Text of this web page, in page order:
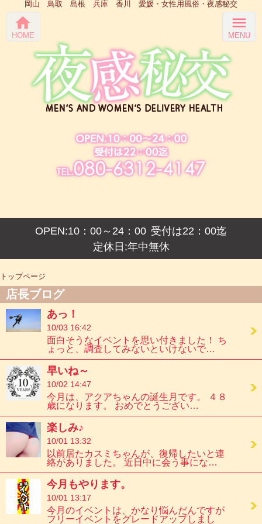
岡山 鳥取 島根 兵庫 香川 愛媛・女性用風俗・夜感秘交
OPEN:10：00～24：00 受付は22：00迄
定休日:年中無休
home
HOME
menu
MENU
トップページ
店長ブログ
あっ！
10/03 16:42
面白そうなイベントを思い付きました！ ち
ょっと、調査してみないといけないで…
早いね～
10/02 14:47
今月は、アクアちゃんの誕生月です。 ４８
歳になります。 おめでとうござい…
楽しみ♪
10/01 13:32
以前居たカスミちゃんが、復帰したいと連
絡がありました。 近日中に会う事にな…
今月もやります。
10/01 13:17
今月のイベントは、かなり悩んだんですが
フリーイベントをグレードアップしまし